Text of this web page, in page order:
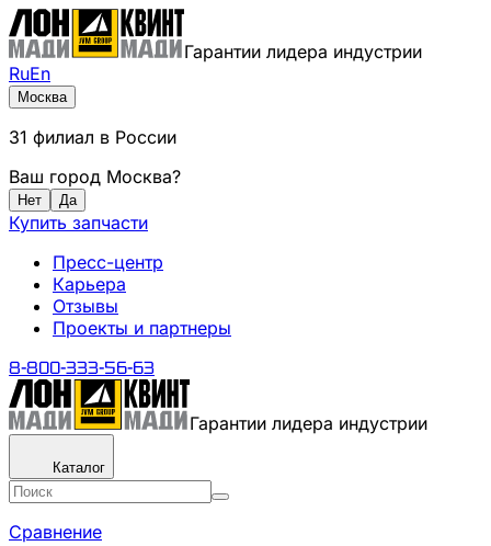
Гарантии лидера индустрии
RuEn
Москва
31 филиал в России
Ваш город Москва?
Нет Да
Купить запчасти
Пресс-центр
Карьера
Отзывы
Проекты и партнеры
8-800-333-56-63
Гарантии лидера индустрии
Каталог
Сравнение